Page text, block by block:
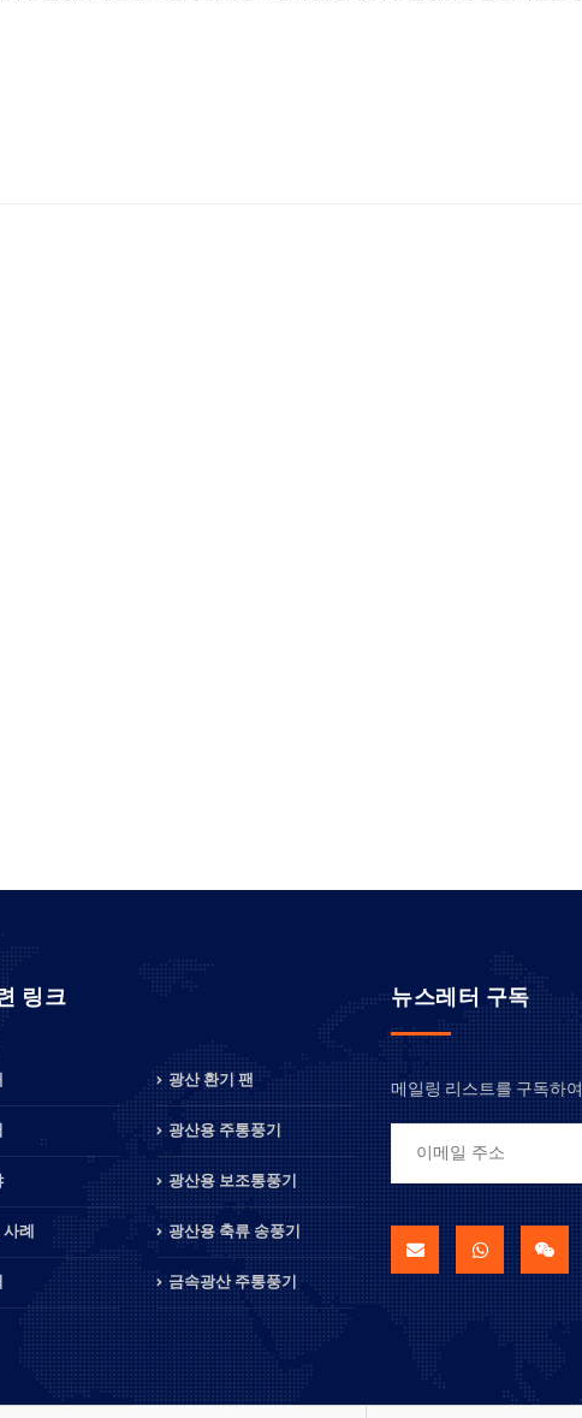
링크
례
광산 환기 팬
광산용 주통풍기
광산용 보조통풍기
광산용 축류 송풍기
금속광산 주통풍기
뉴스레터 구독
메일링 리스트를 구독하